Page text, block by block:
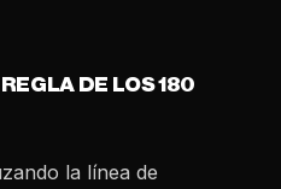
DE LOS 180
la línea de